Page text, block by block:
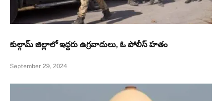
కుల్గామ్‌ జిల్లాలో ఇద్దరు ఉగ్రవాదులు, ఓ పోలీస్ హతం
September 29, 2024